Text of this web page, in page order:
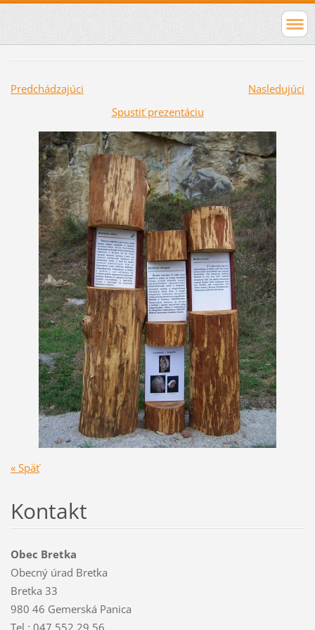
Predchádzajúci
Nasledujúci
Spustiť prezentáciu
« Späť
Kontakt
Obec Bretka
Obecný úrad Bretka
Bretka 33
980 46 Gemerská Panica
Tel.: 047 552 29 56